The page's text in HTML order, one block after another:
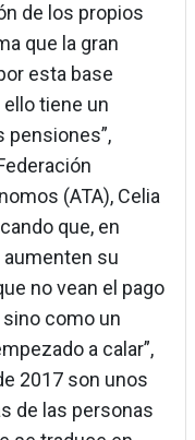
de los propios
que la gran
esta base
tiene un
pensiones”,
(ATA), Celia
que, en
su
no vean el pago
como un
a calar”,
2017 son unos
de las personas